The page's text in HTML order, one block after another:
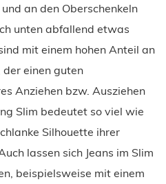
an den Oberschenkeln
unten abfallend etwas
mit einem hohen Anteil an
einen guten
Anziehen bzw. Ausziehen
Slim bedeutet so viel wie
Silhouette ihrer
lassen sich Jeans im Slim
beispielsweise mit einem